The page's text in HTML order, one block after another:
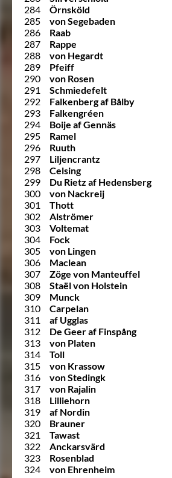
284
Örnsköld
285
von Segebaden
286
Raab
287
Rappe
288
von Hegardt
289
Pfeiff
290
von Rosen
291
Schmiedefelt
292
Falkenberg af Bålby
293
Falkengréen
294
Boije af Gennäs
295
Ramel
296
Ruuth
297
Liljencrantz
298
Celsing
299
Du Rietz af Hedensberg
300
von Nackreij
301
Thott
302
Alströmer
303
Voltemat
304
Fock
305
von Lingen
306
Maclean
307
Zöge von Manteuffel
308
Staël von Holstein
309
Munck
310
Carpelan
311
af Ugglas
312
De Geer af Finspång
313
von Platen
314
Toll
315
von Krassow
316
von Stedingk
317
von Rajalin
318
Lilliehorn
319
af Nordin
320
Brauner
321
Tawast
322
Anckarsvärd
323
Rosenblad
324
von Ehrenheim